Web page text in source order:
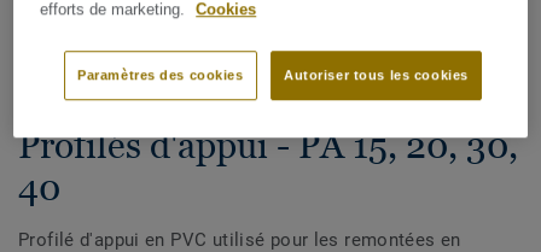
Voir tous les décors (12)
Profilés d'appui - PA 15, 20, 30,
40
Profilé d'appui en PVC utilisé pour les remontées en
efforts de marketing.
Cookies
Autoriser tous les cookies
Paramètres des cookies